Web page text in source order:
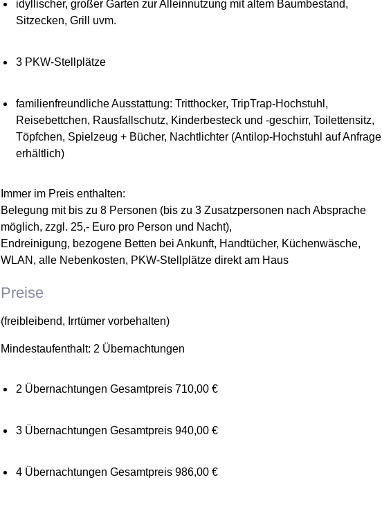
idyllischer, großer Garten zur Alleinnutzung mit altem Baumbestand,
Sitzecken, Grill uvm.
3 PKW-Stellplätze
familienfreundliche Ausstattung: Tritthocker, TripTrap-Hochstuhl,
Reisebettchen, Rausfallschutz, Kinderbesteck und -geschirr, Toilettensitz,
Töpfchen, Spielzeug + Bücher, Nachtlichter (Antilop-Hochstuhl auf Anfrage
erhältlich)
Immer im Preis enthalten:
Belegung mit bis zu 8 Personen (bis zu 3 Zusatzpersonen nach Absprache
möglich, zzgl. 25,- Euro pro Person und Nacht),
Endreinigung, bezogene Betten bei Ankunft, Handtücher, Küchenwäsche,
WLAN, alle Nebenkosten, PKW-Stellplätze direkt am Haus
Preise
(freibleibend, Irrtümer vorbehalten)
Mindestaufenthalt: 2 Übernachtungen
2 Übernachtungen Gesamtpreis 710,00 €
3 Übernachtungen Gesamtpreis 940,00 €
4 Übernachtungen Gesamtpreis 986,00 €